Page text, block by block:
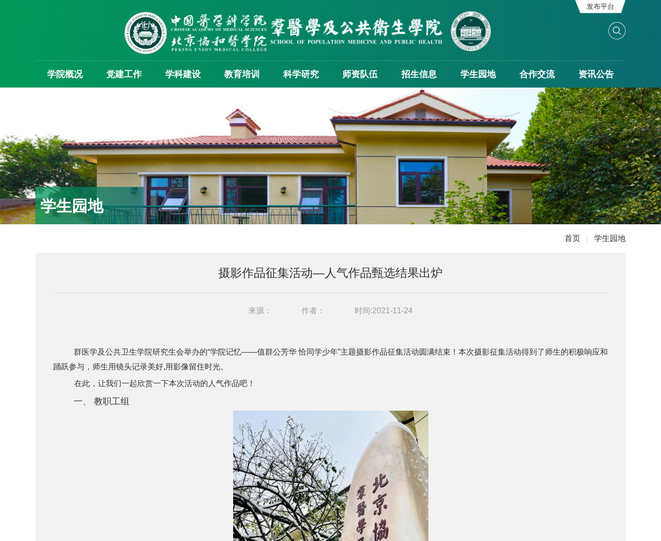
发布平台
学院概况 党建工作 学科建设 教育培训 科学研究 师资队伍 招生信息 学生园地 合作交流 资讯公告
学生园地
首页 学生园地
摄影作品征集活动—人气作品甄选结果出炉
来源： 作者： 时间:2021-11-24
群医学及公共卫生学院研究生会举办的“学院记忆——值群公芳华 恰同学少年”主题摄影作品征集活动圆满结束！本次摄影征集活动得到了师生的积极响应和
踊跃参与，师生用镜头记录美好,用影像留住时光。
在此，让我们一起欣赏一下本次活动的人气作品吧！
一、 教职工组